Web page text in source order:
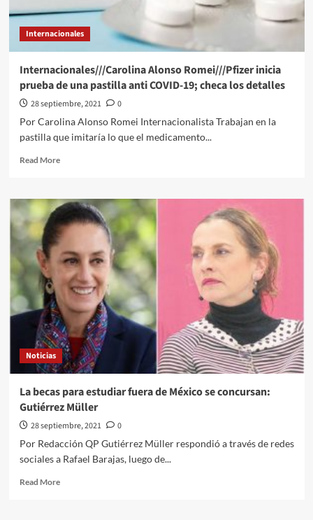
para
a
50
millones
de
Internacionales
Internacionales///Carolina Alonso Romei///Pfizer inicia
prueba de una pastilla anti COVID-19; checa los detalles
28 septiembre, 2021
0
Por Carolina Alonso Romei Internacionalista Trabajan en la
pastilla que imitaría lo que el medicamento...
Read MoreRead
Internacionales///Carolina
Alonso
Romei///Pfizer
inicia
prueba
de
una
pastilla
anti
COVID-
19;
checa
los
detalles
Noticias
La becas para estudiar fuera de México se concursan:
Gutiérrez Müller
28 septiembre, 2021
0
Por Redacción QP Gutiérrez Müller respondió a través de redes
sociales a Rafael Barajas, luego de...
Read MoreRead